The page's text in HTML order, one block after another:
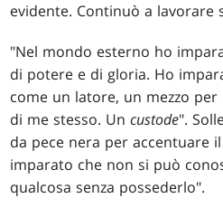
evidente. Continuò a lavorare
"Nel mondo esterno ho
di potere e di gloria. Ho
come un latore, un mezzo
di me stesso. Uncustode".
da pece nera per accentuare
imparato che non si può
qualcosa senza possederlo".